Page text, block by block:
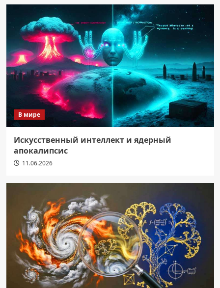
В мире
Искусственный интеллект и ядерный
апокалипсис
11.06.2026